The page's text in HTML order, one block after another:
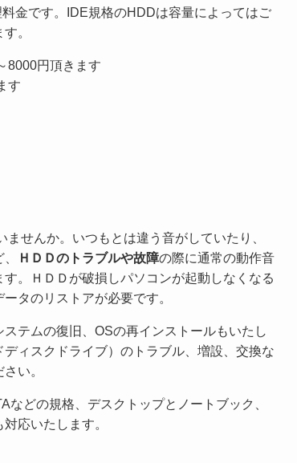
金です。IDE規格のHDDは容量によってはご
。
8000円頂きます
す
せんか。いつもとは違う音がしていたり、
ＨＤＤのトラブルや故障の際に通常の動作音
。ＨＤＤが破損しパソコンが起動しなくなる
タのリストアが必要です。
テムの復旧、OSの再インストールもいたし
ィスクドライブ）のトラブル、増設、交換な
い。
などの規格、デスクトップとノートブック、
応いたします。